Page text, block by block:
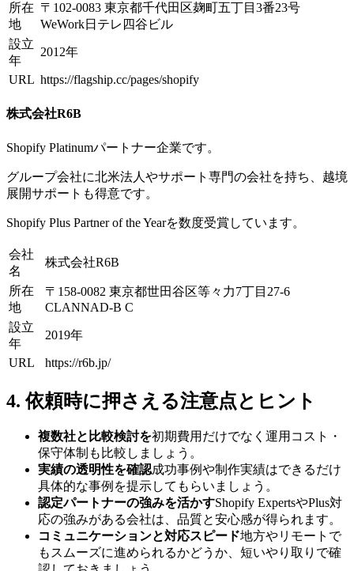
所在
地
〒102-0083 東京都千代田区麹町五丁目3番23号
WeWork日テレ四谷ビル
設立
年
2012年
URL https://flagship.cc/pages/shopify
株式会社R6B
Shopify Platinumパートナー企業です。
グループ会社に北米法人やサポート専門の会社を持ち、越境
展開サポートも得意です。
Shopify Plus Partner of the Yearを数度受賞しています。
会社
名
株式会社R6B
所在
地
〒158-0082 東京都世田谷区等々力7丁目27-6
CLANNAD-B C
設立
年
2019年
URL https://r6b.jp/
4. 依頼時に押さえる注意点とヒント
複数社と比較検討を初期費用だけでなく運用コスト・
保守体制も比較しましょう。
実績の透明性を確認成功事例や制作実績はできるだけ
具体的な事例を提示してもらいましょう。
認定パートナーの強みを活かすShopify ExpertsやPlus対
応の強みがある会社は、品質と安心感が得られます。
コミュニケーションと対応スピード地方やリモートで
もスムーズに進められるかどうか、短いやり取りで確